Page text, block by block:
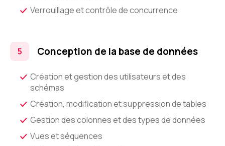
Verrouillage et contrôle de concurrence
Conception de la base de données
Création et gestion des utilisateurs et des
schémas
Création, modification et suppression de tables
Gestion des colonnes et des types de données
Vues et séquences